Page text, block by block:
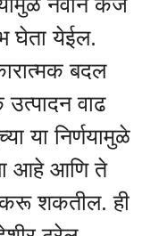
घेता येईल.
बदल
वाढ
या निर्णयामुळे
आहे आणि ते
करू शकतील. ही